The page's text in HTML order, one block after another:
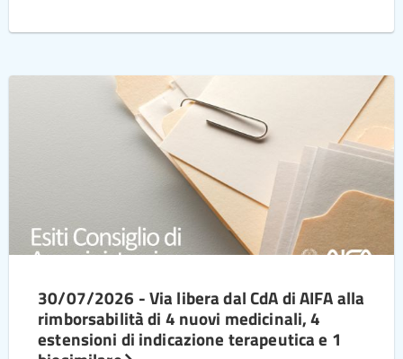
30/07/2026 - Via libera dal CdA di AIFA alla
rimborsabilità di 4 nuovi medicinali, 4
estensioni di indicazione terapeutica e 1